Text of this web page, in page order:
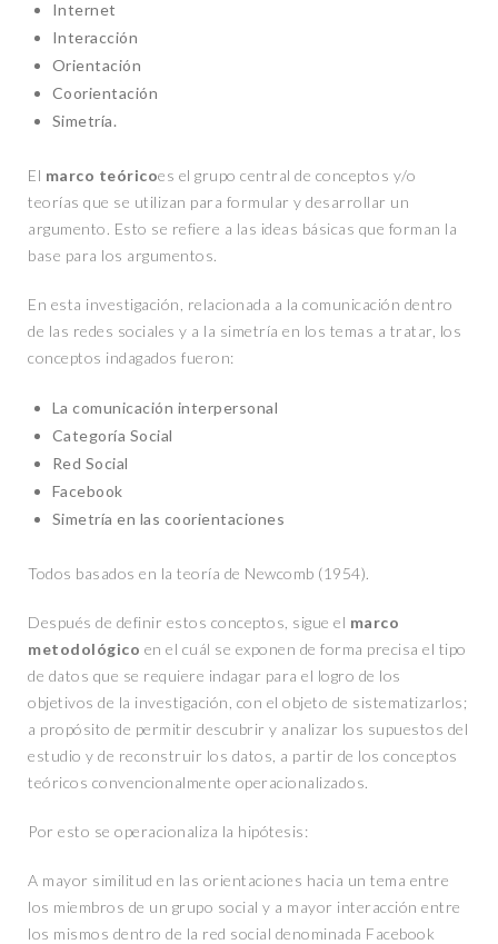
Internet
Interacción
Orientación
Coorientación
Simetría.
El marco teóricoes el grupo central de conceptos y/o
teorías que se utilizan para formular y desarrollar un
argumento. Esto se refiere a las ideas básicas que forman la
base para los argumentos.
En esta investigación, relacionada a la comunicación dentro
de las redes sociales y a la simetría en los temas a tratar, los
conceptos indagados fueron:
La comunicación interpersonal
Categoría Social
Red Social
Facebook
Simetría en las coorientaciones
Todos basados en la teoría de Newcomb (1954).
Después de definir estos conceptos, sigue el marco
metodológico en el cuál se exponen de forma precisa el tipo
de datos que se requiere indagar para el logro de los
objetivos de la investigación, con el objeto de sistematizarlos;
a propósito de permitir descubrir y analizar los supuestos del
estudio y de reconstruir los datos, a partir de los conceptos
teóricos convencionalmente operacionalizados.
Por esto se operacionaliza la hipótesis:
A mayor similitud en las orientaciones hacia un tema entre
los miembros de un grupo social y a mayor interacción entre
los mismos dentro de la red social denominada Facebook